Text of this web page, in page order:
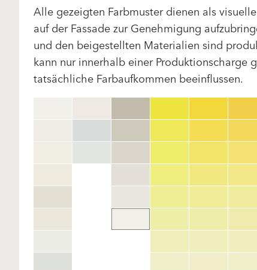
Alle gezeigten Farbmuster dienen als
auf der Fassade zur Genehmigung
und den beigestellten Materialien sind
kann nur innerhalb einer Produktionscharge
tatsächliche Farbaufkommen beeinflussen.